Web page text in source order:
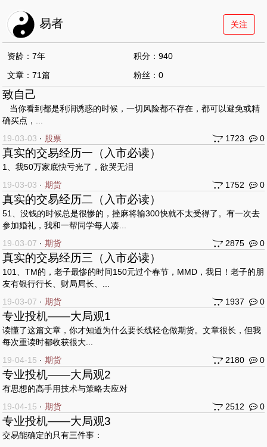
易者 关注
资龄：7年
积分：940
文章：71篇
粉丝：0
致自己
当你看到都是利润诱惑的时候，一切风险都不存在，都可以避免或精
确买点，...
19-03-03 · 股票 1723 0
真实的交易经历一（入市必读）
1、我50万家底快亏光了，欲哭无泪
19-03-03 ·期货 1752 0
真实的交易经历二（入市必读）
51、没钱的时候总是很惨的，挫麻将输300快就不太受得了。有一次去
参加婚礼，我和一帮同学每人凑...
19-03-07 ·期货 2875 0
真实的交易经历三（入市必读）
101、TM的，老子最惨的时间150元过个春节，MMD，我日！老子的朋
友有银行行长、财局局长、...
19-03-07 ·期货 1937 0
专业投机——大局观1
读懂了这篇文章，你才知道为什么要长线轻仓做期货。文章很长，但我
每次重读时都收获很大...
19-04-15 ·期货 2180 0
专业投机——大局观2
有思想的高手用技术与策略去应对
19-04-15 ·期货 2512 0
专业投机——大局观3
交易能确定的只有三件事：